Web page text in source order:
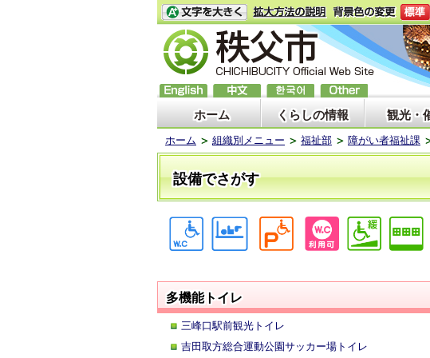
ホーム くらしの情報 観光・
ホーム 組織別メニュー 福祉部 障がい者福祉課
設備でさがす
多機能トイレ
三峰口駅前観光トイレ
吉田取方総合運動公園サッカー場トイレ